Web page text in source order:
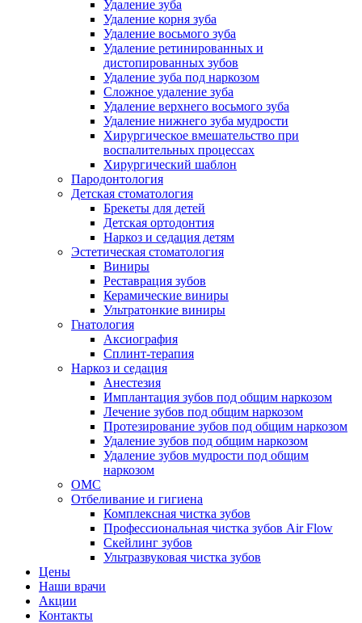
Удаление зуба
Удаление корня зуба
Удаление восьмого зуба
Удаление ретинированных и
дистопированных зубов
Удаление зуба под наркозом
Сложное удаление зуба
Удаление верхнего восьмого зуба
Удаление нижнего зуба мудрости
Хирургическое вмешательство при
воспалительных процессах
Хирургический шаблон
Пародонтология
Детская стоматология
Брекеты для детей
Детская ортодонтия
Наркоз и седация детям
Эстетическая стоматология
Виниры
Реставрация зубов
Керамические виниры
Ультратонкие виниры
Гнатология
Аксиография
Сплинт-терапия
Наркоз и седация
Анестезия
Имплантация зубов под общим наркозом
Лечение зубов под общим наркозом
Протезирование зубов под общим наркозом
Удаление зубов под общим наркозом
Удаление зубов мудрости под общим
наркозом
ОМС
Отбеливание и гигиена
Комплексная чистка зубов
Профессиональная чистка зубов Air Flow
Скейлинг зубов
Ультразвуковая чистка зубов
Цены
Наши врачи
Акции
Контакты